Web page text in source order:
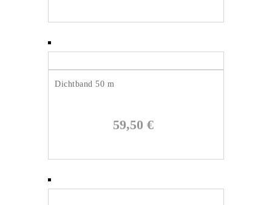
Dichtband 50 m
59,50 €